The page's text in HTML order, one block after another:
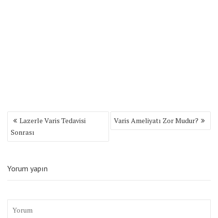
Yazı
gezinmesi
Lazerle Varis Tedavisi
Sonrası
Varis Ameliyatı Zor Mudur?
Yorum yapın